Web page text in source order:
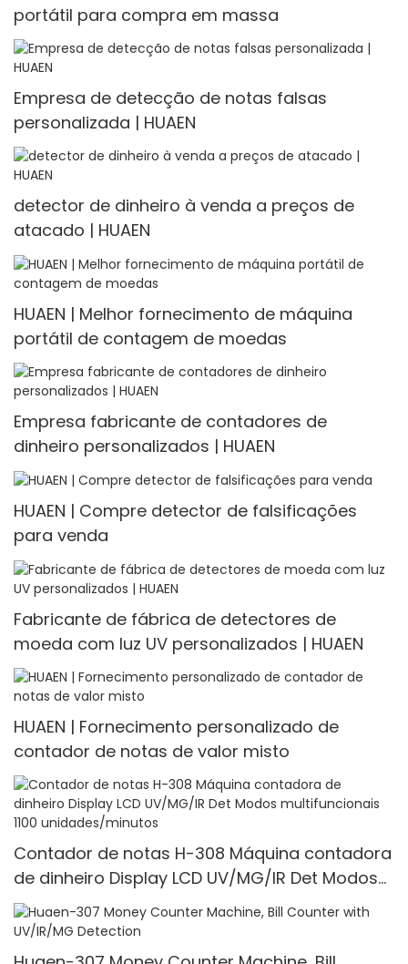
portátil para compra em massa
Empresa de detecção de notas falsas
personalizada | HUAEN
detector de dinheiro à venda a preços de
atacado | HUAEN
HUAEN | Melhor fornecimento de máquina
portátil de contagem de moedas
Empresa fabricante de contadores de
dinheiro personalizados | HUAEN
HUAEN | Compre detector de falsificações
para venda
Fabricante de fábrica de detectores de
moeda com luz UV personalizados | HUAEN
HUAEN | Fornecimento personalizado de
contador de notas de valor misto
Contador de notas H-308 Máquina contadora
de dinheiro Display LCD UV/MG/IR Det Modos
multifuncionais 1100 unidades/minutos